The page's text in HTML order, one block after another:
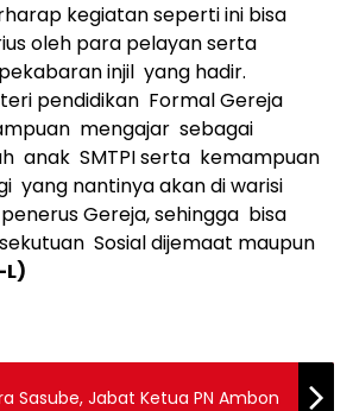
kegiatan seperti ini bisa
oleh para pelayan serta
injil yang hadir.
pendidikan Formal Gereja
mengajar sebagai
anak SMTPI serta kemampuan
yang nantinya akan di warisi
Gereja, sehingga bisa
Sosial dijemaat maupun
L)
Sasube, Jabat Ketua PN Ambon